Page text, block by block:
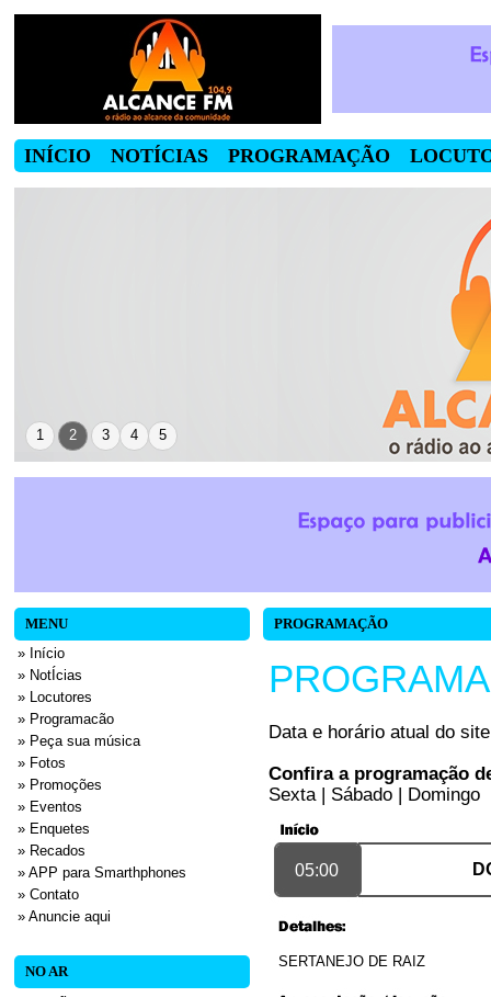
INÍCIO NOTÍCIAS PROGRAMAÇÃO
1 2 3 4 5
MENU
» Início
» NotÍcias
» Locutores
» Programacão
» Peça sua música
» Fotos
» Promoções
» Eventos
» Enquetes
» Recados
» APP para Smarthphones
» Contato
» Anuncie aqui
NO AR
PROGRAMAÇÃO
Data e horário atual do
Confira a programação
Sexta | Sábado | Domingo
05:00
SERTANEJO DE RAIZ